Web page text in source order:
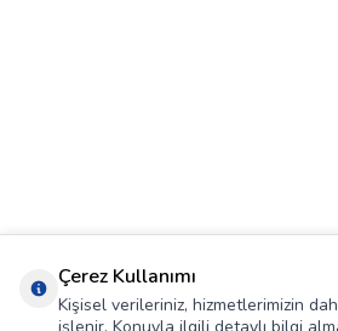
Çerez Kullanımı
Kişisel verileriniz, hizmetlerimizin